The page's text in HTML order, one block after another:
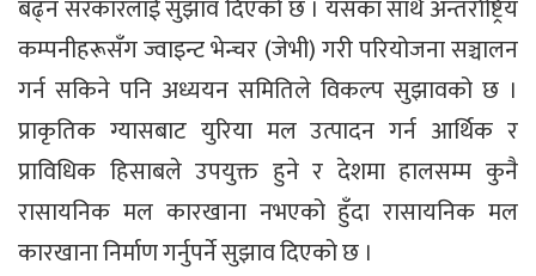
बढ्न सरकारलाई सुझाव दिएको छ । यसका साथै अन्तर्राष्ट्रिय
कम्पनीहरूसँग ज्वाइन्ट भेन्चर (जेभी) गरी परियोजना सञ्चालन
गर्न सकिने पनि अध्ययन समितिले विकल्प सुझावको छ ।
प्राकृतिक ग्यासबाट युरिया मल उत्पादन गर्न आर्थिक र
प्राविधिक हिसाबले उपयुक्त हुने र देशमा हालसम्म कुनै
रासायनिक मल कारखाना नभएको हुँदा रासायनिक मल
कारखाना निर्माण गर्नुपर्ने सुझाव दिएको छ ।